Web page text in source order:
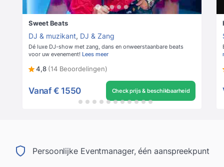
Sweet Beats
DJ & muzikant, DJ & Zang
Dé luxe DJ-show met zang, dans en onweerstaanbare beats
voor uw evenement! Lees meer
4,8 (14 Beoordelingen)
Vanaf € 1550 Check prijs & beschikbaarheid
Persoonlijke Eventmanager, één aanspreekpunt